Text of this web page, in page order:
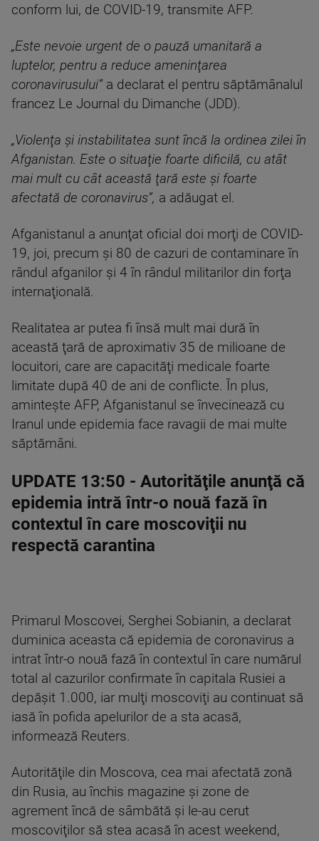
conform lui, de COVID-19, transmite AFP.
„Este nevoie urgent de o pauză umanitară a
luptelor, pentru a reduce ameninţarea
coronavirusului” a declarat el pentru săptămânalul
francez Le Journal du Dimanche (JDD).
„Violenţa şi instabilitatea sunt încă la ordinea zilei în
Afganistan. Este o situaţie foarte dificilă, cu atât
mai mult cu cât această ţară este şi foarte
afectată de coronavirus”, a adăugat el.
Afganistanul a anunţat oficial doi morţi de COVID-
19, joi, precum şi 80 de cazuri de contaminare în
rândul afganilor şi 4 în rândul militarilor din forţa
internaţională.
Realitatea ar putea fi însă mult mai dură în
această ţară de aproximativ 35 de milioane de
locuitori, care are capacităţi medicale foarte
limitate după 40 de ani de conflicte. În plus,
aminteşte AFP, Afganistanul se învecinează cu
Iranul unde epidemia face ravagii de mai multe
săptămâni.
UPDATE 13:50 - Autorităţile anunţă că
epidemia intră într-o nouă fază în
contextul în care moscoviţii nu
respectă carantina
Primarul Moscovei, Serghei Sobianin, a declarat
duminica aceasta că epidemia de coronavirus a
intrat într-o nouă fază în contextul în care numărul
total al cazurilor confirmate în capitala Rusiei a
depăşit 1.000, iar mulţi moscoviţi au continuat să
iasă în pofida apelurilor de a sta acasă,
informează Reuters.
Autorităţile din Moscova, cea mai afectată zonă
din Rusia, au închis magazine şi zone de
agrement încă de sâmbătă şi le-au cerut
moscoviţilor să stea acasă în acest weekend,